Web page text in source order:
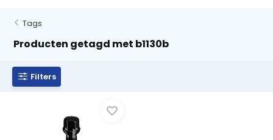
Tags
Producten getagd met b1130b
Filters